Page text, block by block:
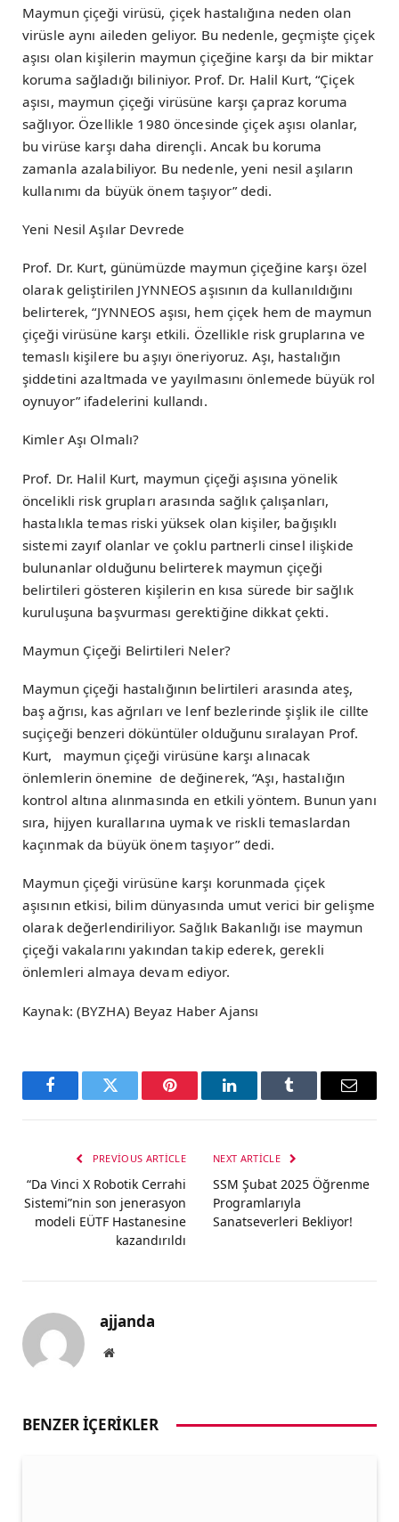
Maymun çiçeği virüsü, çiçek hastalığına neden olan
virüsle aynı aileden geliyor. Bu nedenle, geçmişte çiçek
aşısı olan kişilerin maymun çiçeğine karşı da bir miktar
koruma sağladığı biliniyor. Prof. Dr. Halil Kurt, “Çiçek
aşısı, maymun çiçeği virüsüne karşı çapraz koruma
sağlıyor. Özellikle 1980 öncesinde çiçek aşısı olanlar,
bu virüse karşı daha dirençli. Ancak bu koruma
zamanla azalabiliyor. Bu nedenle, yeni nesil aşıların
kullanımı da büyük önem taşıyor” dedi.
Yeni Nesil Aşılar Devrede
Prof. Dr. Kurt, günümüzde maymun çiçeğine karşı özel
olarak geliştirilen JYNNEOS aşısının da kullanıldığını
belirterek, “JYNNEOS aşısı, hem çiçek hem de maymun
çiçeği virüsüne karşı etkili. Özellikle risk gruplarına ve
temaslı kişilere bu aşıyı öneriyoruz. Aşı, hastalığın
şiddetini azaltmada ve yayılmasını önlemede büyük rol
oynuyor” ifadelerini kullandı.
Kimler Aşı Olmalı?
Prof. Dr. Halil Kurt, maymun çiçeği aşısına yönelik
öncelikli risk grupları arasında sağlık çalışanları,
hastalıkla temas riski yüksek olan kişiler, bağışıklı
sistemi zayıf olanlar ve çoklu partnerli cinsel ilişkide
bulunanlar olduğunu belirterek maymun çiçeği
belirtileri gösteren kişilerin en kısa sürede bir sağlık
kuruluşuna başvurması gerektiğine dikkat çekti.
Maymun Çiçeği Belirtileri Neler?
Maymun çiçeği hastalığının belirtileri arasında ateş,
baş ağrısı, kas ağrıları ve lenf bezlerinde şişlik ile cillte
suçiçeği benzeri döküntüler olduğunu sıralayan Prof.
Kurt, maymun çiçeği virüsüne karşı alınacak
önlemlerin önemine de değinerek, “Aşı, hastalığın
kontrol altına alınmasında en etkili yöntem. Bunun yanı
sıra, hijyen kurallarına uymak ve riskli temaslardan
kaçınmak da büyük önem taşıyor” dedi.
Maymun çiçeği virüsüne karşı korunmada çiçek
aşısının etkisi, bilim dünyasında umut verici bir gelişme
olarak değerlendiriliyor. Sağlık Bakanlığı ise maymun
çiçeği vakalarını yakından takip ederek, gerekli
önlemleri almaya devam ediyor.
Kaynak: (BYZHA) Beyaz Haber Ajansı
FacebookTwitter Pinterest LinkedInTumblr Email
PREVIOUS ARTICLE
“Da Vinci X Robotik Cerrahi
Sistemi”nin son jenerasyon
modeli EÜTF Hastanesine
kazandırıldı
NEXT ARTICLE
SSM Şubat 2025 Öğrenme
Programlarıyla
Sanatseverleri Bekliyor!
ajjanda
Website
BENZER İÇERIKLER